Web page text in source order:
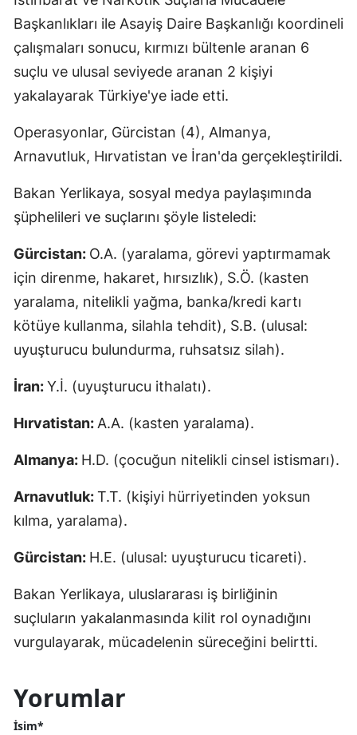
Başkanlıkları ile Asayiş Daire Başkanlığı koordineli
çalışmaları sonucu, kırmızı bültenle aranan 6
suçlu ve ulusal seviyede aranan 2 kişiyi
yakalayarak Türkiye'ye iade etti.
Operasyonlar, Gürcistan (4), Almanya,
Arnavutluk, Hırvatistan ve İran'da gerçekleştirildi.
Bakan Yerlikaya, sosyal medya paylaşımında
şüphelileri ve suçlarını şöyle listeledi:
Gürcistan: O.A. (yaralama, görevi yaptırmamak
için direnme, hakaret, hırsızlık), S.Ö. (kasten
yaralama, nitelikli yağma, banka/kredi kartı
kötüye kullanma, silahla tehdit), S.B. (ulusal:
uyuşturucu bulundurma, ruhsatsız silah).
İran:Y.İ. (uyuşturucu ithalatı).
Hırvatistan: A.A. (kasten yaralama).
Almanya: H.D. (çocuğun nitelikli cinsel istismarı).
Arnavutluk:T.T. (kişiyi hürriyetinden yoksun
kılma, yaralama).
Gürcistan: H.E. (ulusal: uyuşturucu ticareti).
Bakan Yerlikaya, uluslararası iş birliğinin
suçluların yakalanmasında kilit rol oynadığını
vurgulayarak, mücadelenin süreceğini belirtti.
Yorumlar
İsim*